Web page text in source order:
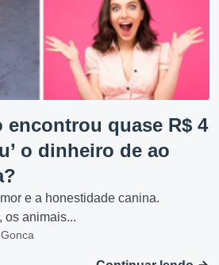
encontrou quase R$ 4
o dinheiro de ao
e a honestidade canina.
os animais...